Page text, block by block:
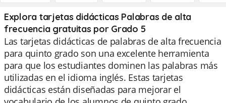
Explora tarjetas didácticas Palabras de alta
frecuencia gratuitas por Grado 5
Las tarjetas didácticas de palabras de alta frecuencia
para quinto grado son una excelente herramienta
para que los estudiantes dominen las palabras más
utilizadas en el idioma inglés. Estas tarjetas
didácticas están diseñadas para mejorar el